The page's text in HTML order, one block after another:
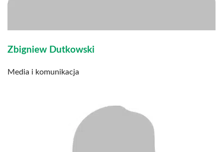
Zbigniew Dutkowski
Media i komunikacja